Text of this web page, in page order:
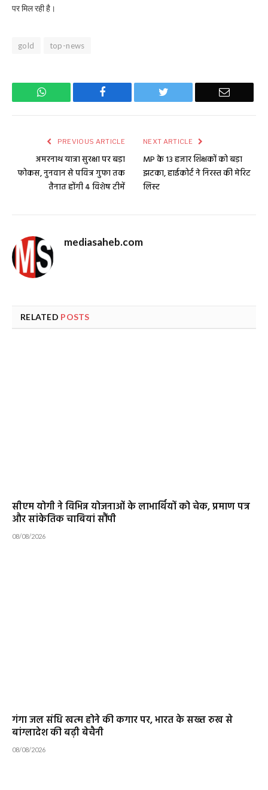
पर मिल रही है।
gold top-news
WhatsApp Facebook Twitter Email
PREVIOUS ARTICLE
अमरनाथ यात्रा सुरक्षा पर बड़ा
फोकस, नुनवान से पवित्र गुफा तक
तैनात होंगी 4 विशेष टीमें
NEXT ARTICLE
MP के 13 हजार शिक्षकों को बड़ा
झटका, हाईकोर्ट ने निरस्त की मेरिट
लिस्ट
mediasaheb.com
RELATED POSTS
सीएम योगी ने विभिन्न योजनाओं के लाभार्थियों को चेक, प्रमाण पत्र
और सांकेतिक चाबियां सौंपी
08/08/2026
गंगा जल संधि खत्म होने की कगार पर, भारत के सख्त रुख से
बांग्लादेश की बढ़ी बेचैनी
08/08/2026